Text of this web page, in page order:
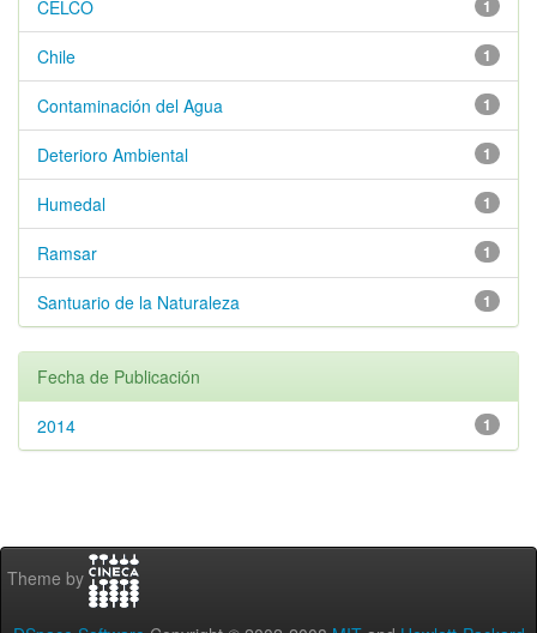
1
CELCO
1
Chile
1
Contaminación del Agua
1
Deterioro Ambiental
1
Humedal
1
Ramsar
1
Santuario de la Naturaleza
Fecha de Publicación
1
2014
Theme by